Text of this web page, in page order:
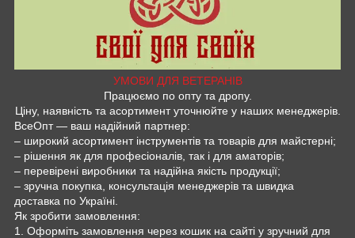
УМОВИ ДЛЯ ВЕТЕРАНІВ
Працюємо по опту та дропу.
Ціну, наявність та асортимент уточнюйте у наших менеджерів.
ВсеОпт — ваш надійний партнер:
– широкий асортимент інструментів та товарів для майстерні;
– рішення як для професіоналів, так і для аматорів;
– перевірені виробники та надійна якість продукції;
– зручна покупка, консультація менеджерів та швидка
доставка по Україні.
Як зробити замовлення:
1. Оформіть замовлення через кошик на сайті у зручний для